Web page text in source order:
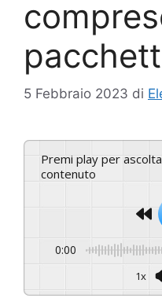
5 Febbraio 2023 di
Premi play per ascoltare questo
contenuto
0:00
1x